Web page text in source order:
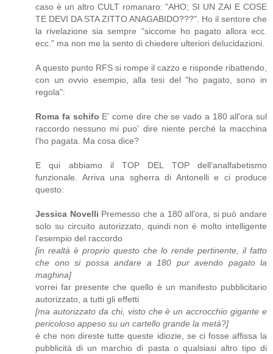
caso è un altro CULT romanaro: "AHO; SI UN ZAI E COSE
TE DEVI DA STA ZITTO ANAGABIDO???". Ho il sentore che
la rivelazione sia sempre "siccome ho pagato allora ecc.
ecc." ma non me la sento di chiedere ulteriori delucidazioni.
A questo punto RFS si rompe il cazzo e risponde ribattendo,
con un ovvio esempio, alla tesi del "ho pagato, sono in
regola":
Roma fa schifo E' come dire che se vado a 180 all'ora sul
raccordo nessuno mi puo' dire niente perché la macchina
l'ho pagata. Ma cosa dice?
E qui abbiamo il TOP DEL TOP dell'analfabetismo
funzionale. Arriva una sgherra di Antonelli e ci produce
questo:
Jessica Novelli Premesso che a 180 all'ora, si può andare
solo su circuito autorizzato, quindi non è molto intelligente
l'esempio del raccordo
[in realtà è proprio questo che lo rende pertinente, il fatto
che ono si possa andare a 180 pur avendo pagato la
maghina]
vorrei far presente che quello è un manifesto pubblicitario
autorizzato, a tutti gli effetti
[ma autorizzato da chi, visto che è un accrocchio gigante e
pericoloso appeso su un cartello grande la metà?]
è che non direste tutte queste idiozie, se ci fosse affissa la
pubblicità di un marchio di pasta o qualsiasi altro tipo di